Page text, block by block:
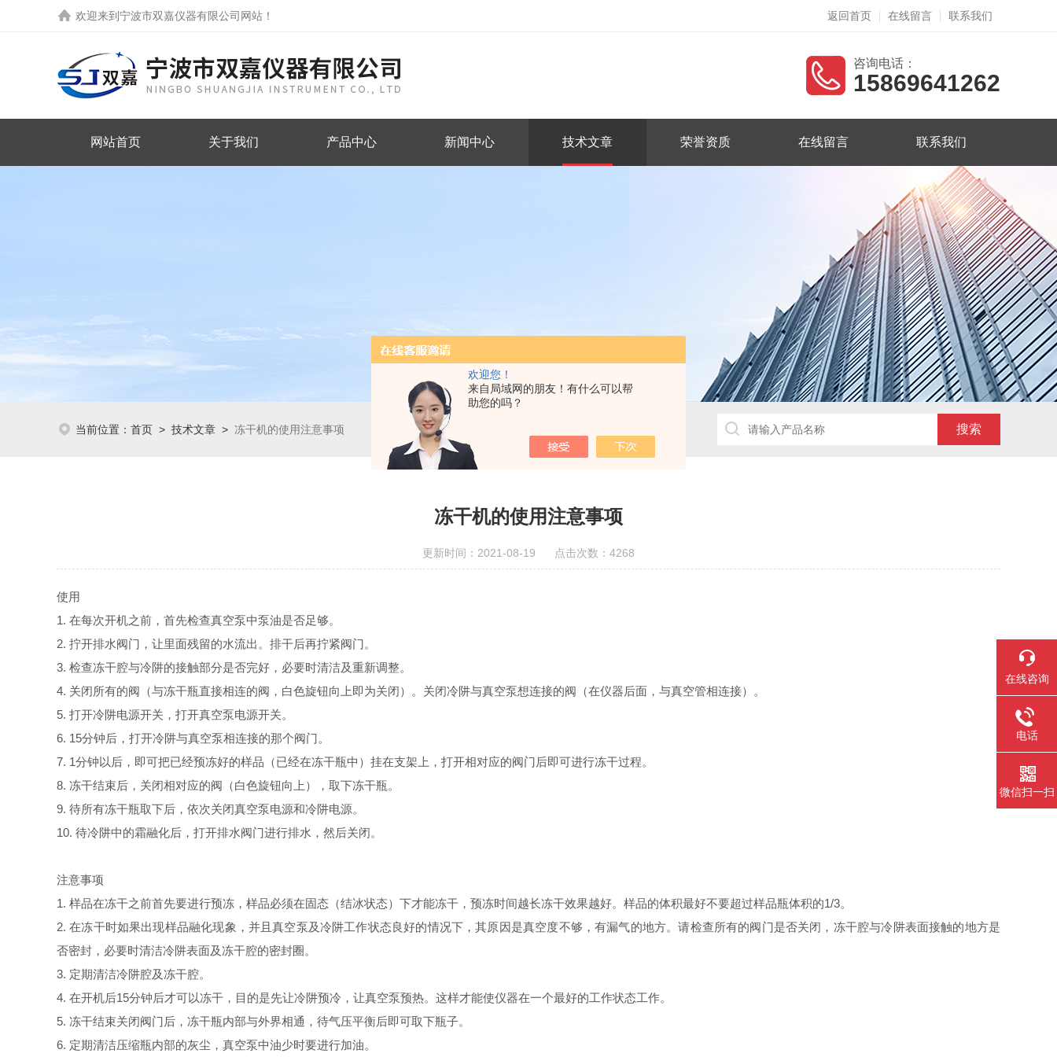
欢迎您！
来自局域网的朋友！有什么可以帮
助您的吗？
欢迎来到 宁波市双嘉仪器有限公司网站 ！ 返回首页 在线留言 联系我们
咨询电话：
15869641262
网站首页 关于我们 产品中心 新闻中心 技术文章 荣誉资质 在线留言 联系我们
当前位置： 首页 > 技术文章 > 冻干机的使用注意事项
冻干机的使用注意事项
更新时间：2021-08-19 点击次数：4268
使用
1. 在每次开机之前，首先检查真空泵中泵油是否足够。
2. 拧开排水阀门，让里面残留的水流出。排干后再拧紧阀门。
3. 检查冻干腔与冷阱的接触部分是否完好，必要时清洁及重新调整。
4. 关闭所有的阀（与冻干瓶直接相连的阀，白色旋钮向上即为关闭）。关闭冷阱与真空泵想连接的阀（在仪器后面，与真空管相连接）。
5. 打开冷阱电源开关，打开真空泵电源开关。
6. 15分钟后，打开冷阱与真空泵相连接的那个阀门。
7. 1分钟以后，即可把已经预冻好的样品（已经在冻干瓶中）挂在支架上，打开相对应的阀门后即可进行冻干过程。
8. 冻干结束后，关闭相对应的阀（白色旋钮向上），取下冻干瓶。
9. 待所有冻干瓶取下后，依次关闭真空泵电源和冷阱电源。
10. 待冷阱中的霜融化后，打开排水阀门进行排水，然后关闭。
注意事项
1. 样品在冻干之前首先要进行预冻，样品必须在固态（结冰状态）下才能冻干，预冻时间越长冻干效果越好。样品的体积最好不要超过样品瓶体积的1/3。
2. 在冻干时如果出现样品融化现象，并且真空泵及冷阱工作状态良好的情况下，其原因是真空度不够，有漏气的地方。请检查所有的阀门是否关闭，冻干腔与冷阱表面接触的地方是
否密封，必要时清洁冷阱表面及冻干腔的密封圈。
3. 定期清洁冷阱腔及冻干腔。
4. 在开机后15分钟后才可以冻干，目的是先让冷阱预冷，让真空泵预热。这样才能使仪器在一个最好的工作状态工作。
5. 冻干结束关闭阀门后，冻干瓶内部与外界相通，待气压平衡后即可取下瓶子。
6. 定期清洁压缩瓶内部的灰尘，真空泵中油少时要进行加油。
在线咨询
电话
微信扫一扫